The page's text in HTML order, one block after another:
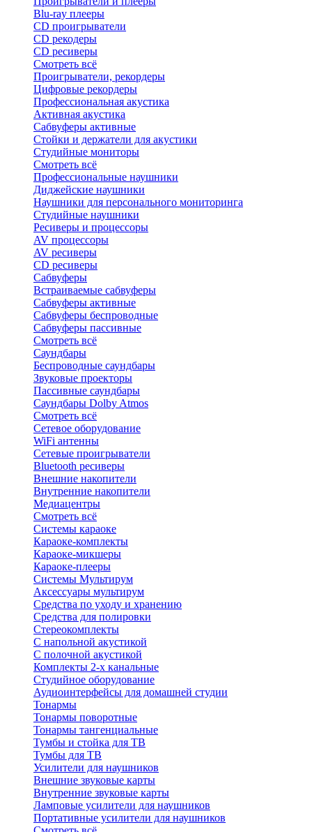
Blu-ray плееры
CD проигрыватели
CD рекодеры
CD ресиверы
Смотреть всё
Проигрыватели, рекордеры
Цифровые рекордеры
Профессиональная акустика
Активная акустика
Сабвуферы активные
Стойки и держатели для акустики
Студийные мониторы
Смотреть всё
Профессиональные наушники
Диджейские наушники
Наушники для персонального мониторинга
Студийные наушники
Ресиверы и процессоры
AV процессоры
AV ресиверы
CD ресиверы
Сабвуферы
Встраиваемые сабвуферы
Сабвуферы активные
Сабвуферы беспроводные
Сабвуферы пассивные
Смотреть всё
Саундбары
Беспроводные саундбары
Звуковые проекторы
Пассивные саундбары
Саундбары Dolby Atmos
Смотреть всё
Сетевое оборудование
WiFi антенны
Сетевые проигрыватели
Bluetooth ресиверы
Внешние накопители
Внутренние накопители
Медиацентры
Смотреть всё
Системы караоке
Караоке-комплекты
Караоке-микшеры
Караоке-плееры
Системы Мультирум
Аксессуары мультирум
Средства по уходу и хранению
Средства для полировки
Стереокомплекты
C напольной акустикой
C полочной акустикой
Комплекты 2-х канальные
Студийное оборудование
Аудиоинтерфейсы для домашней студии
Тонармы
Тонармы поворотные
Тонармы тангенциальные
Тумбы и стойка для ТВ
Тумбы для ТВ
Усилители для наушников
Внешние звуковые карты
Внутренние звуковые карты
Ламповые усилители для наушников
Портативные усилители для наушников